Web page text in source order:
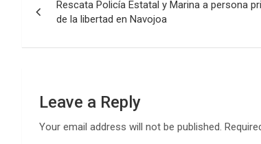
navigation
Rescata Policía Estatal y Marina a persona
de la libertad en Navojoa
Leave a Reply
Your email address will not be published.